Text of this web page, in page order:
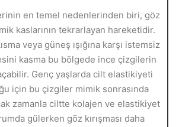
en temel nedenlerinden biri, göz
kaslarının tekrarlayan hareketidir.
veya güneş ışığına karşı istemsiz
kasma bu bölgede ince çizgilerin
Genç yaşlarda cilt elastikiyeti
için bu çizgiler mimik sonrasında
zamanla ciltte kolajen ve elastikiyet
gülerken göz kırışması daha